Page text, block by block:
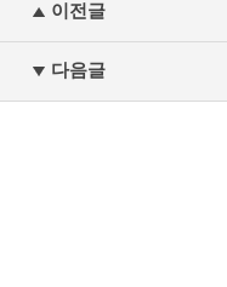
이전글
다음글